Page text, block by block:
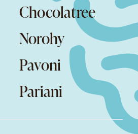
Chocolatree
Norohy
Pavoni
Pariani